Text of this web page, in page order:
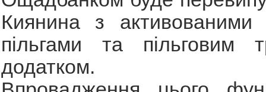
Киянина з активованими
пільгами та пільговим
додатком.